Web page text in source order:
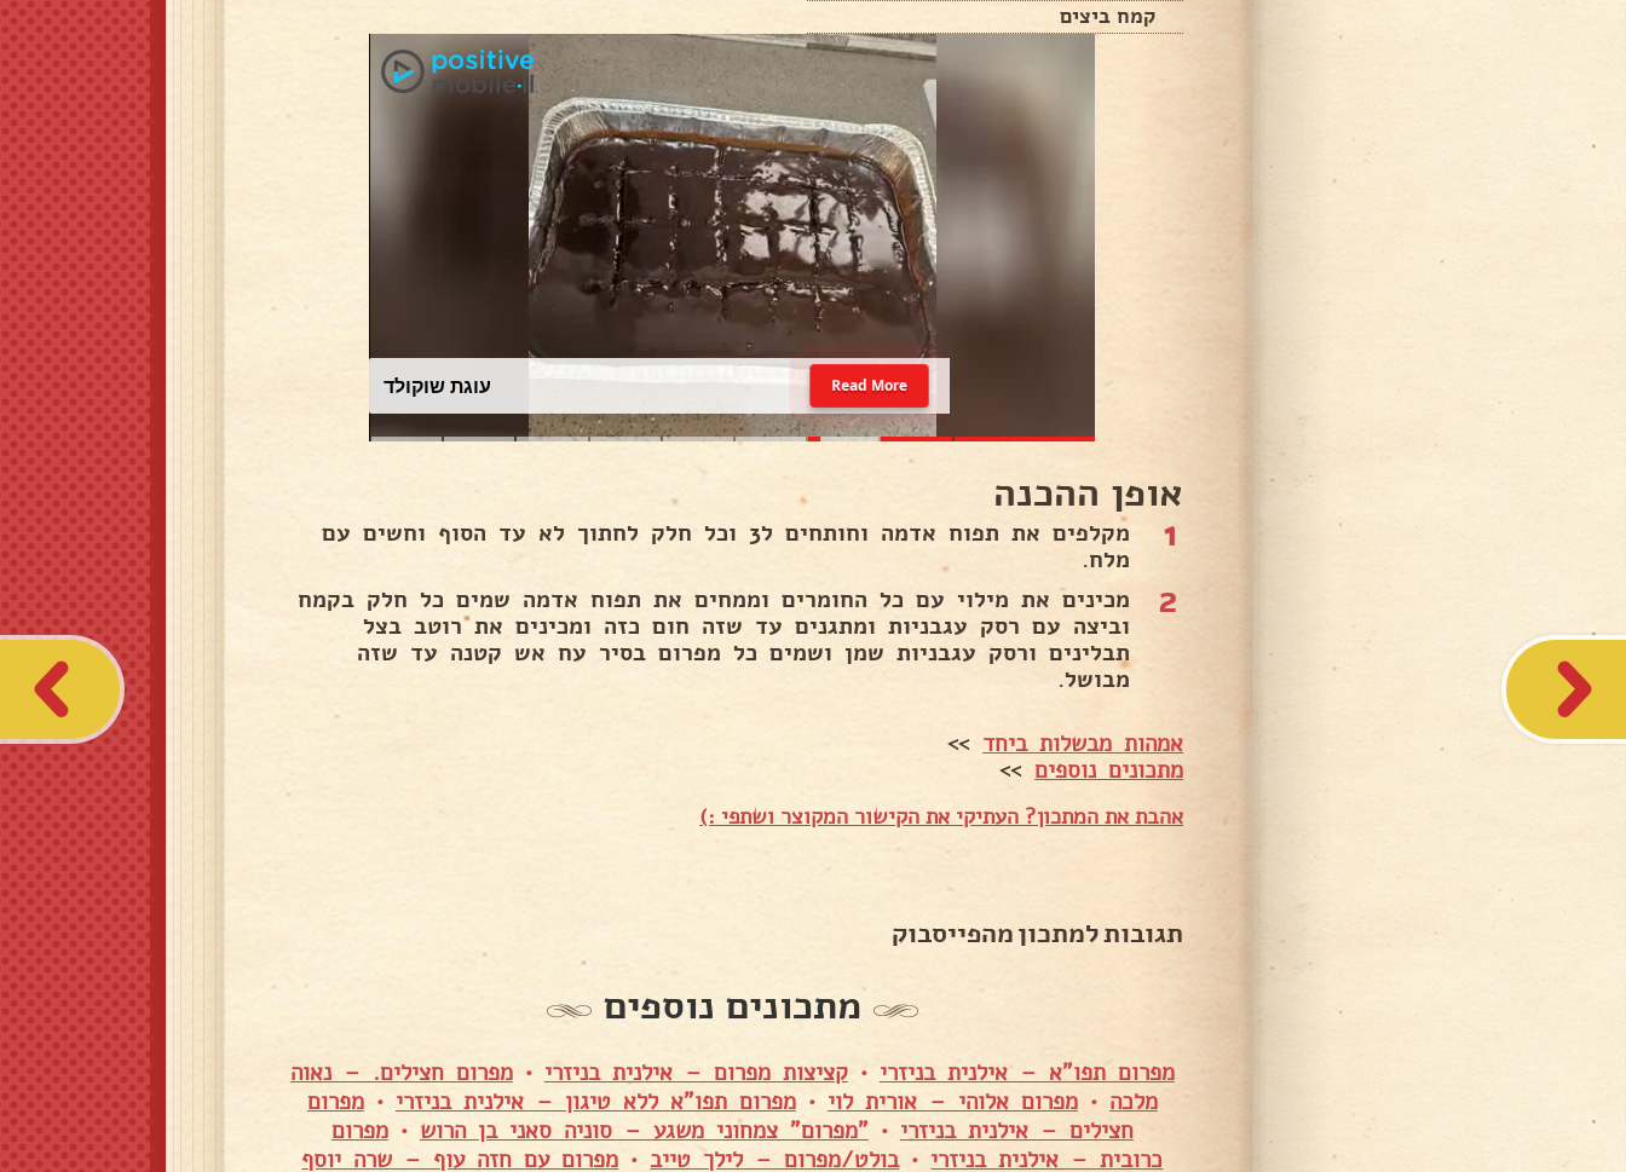
קמח ביצים
עוגת שוקולד Read More
אופן ההכנה
1
מקלפים את תפוח אדמה וחותחים ל3 וכל חלק לחתוך לא עד הסוף וחשים עם
מלח.
2
מכינים את מילוי עם כל החומרים וממחים את תפוח אדמה שמים כל חלק בקמח
וביצה עם רסק עגבניות ומתגנים עד שזה חום כזה ומכינים את רוטב בצל
תבלינים ורסק עגבניות שמן ושמים כל מפרום בסיר עח אש קטנה עד שזה
מבושל.
אמהות מבשלות ביחד >>
מתכונים נוספים>>
אהבת את המתכון? העתיקי את הקישור המקוצר ושתפי :)
תגובות למתכון מהפייסבוק
מתכונים נוספים
מפרום תפו"א – אילנית בניזרי •קציצות מפרום – אילנית בניזרי •מפרום חצילים. – נאוה
מלכה •מפרום אלוהי – אורית לוי •מפרום תפו"א ללא טיגון – אילנית בניזרי •מפרום
חצילים – אילנית בניזרי •"מפרום" צמחוני משגע – סוניה סאני בן הרוש •מפרום
כרובית – אילנית בניזרי •בולט/מפרום – לילך טייב • מפרום עם חזה עוף – שרה יוסף